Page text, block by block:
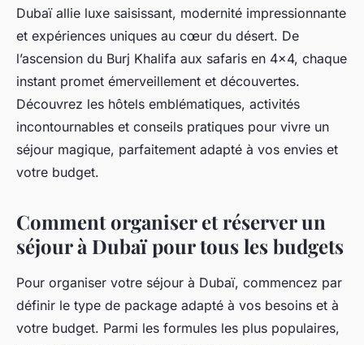
Séjour dubaï : vos
incontournables pour un
voyage magique
Mathéo•11 juillet 2025• 5 min de lecture
Dubaï allie luxe saisissant, modernité impressionnante
et expériences uniques au cœur du désert. De
l’ascension du Burj Khalifa aux safaris en 4x4, chaque
instant promet émerveillement et découvertes.
Découvrez les hôtels emblématiques, activités
incontournables et conseils pratiques pour vivre un
séjour magique, parfaitement adapté à vos envies et
votre budget.
Comment organiser et réserver un
séjour à Dubaï pour tous les budgets
Pour organiser votre séjour à Dubaï, commencez par
définir le type de package adapté à vos besoins et à
votre budget. Parmi les formules les plus populaires,